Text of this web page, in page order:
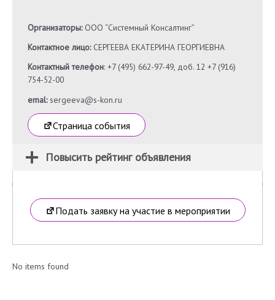
Организаторы:ООО “Системный Консалтинг”
Контактное лицо:СЕРГЕЕВА ЕКАТЕРИНА ГЕОРГИЕВНА
Контактный телефон: +7 (495) 662-97-49, доб. 12 +7 (916)
754-52-00
emal:sergeeva@s-kon.ru
Страница события
Повысить рейтинг объявления
Подать заявку на участие в мероприятии
No items found